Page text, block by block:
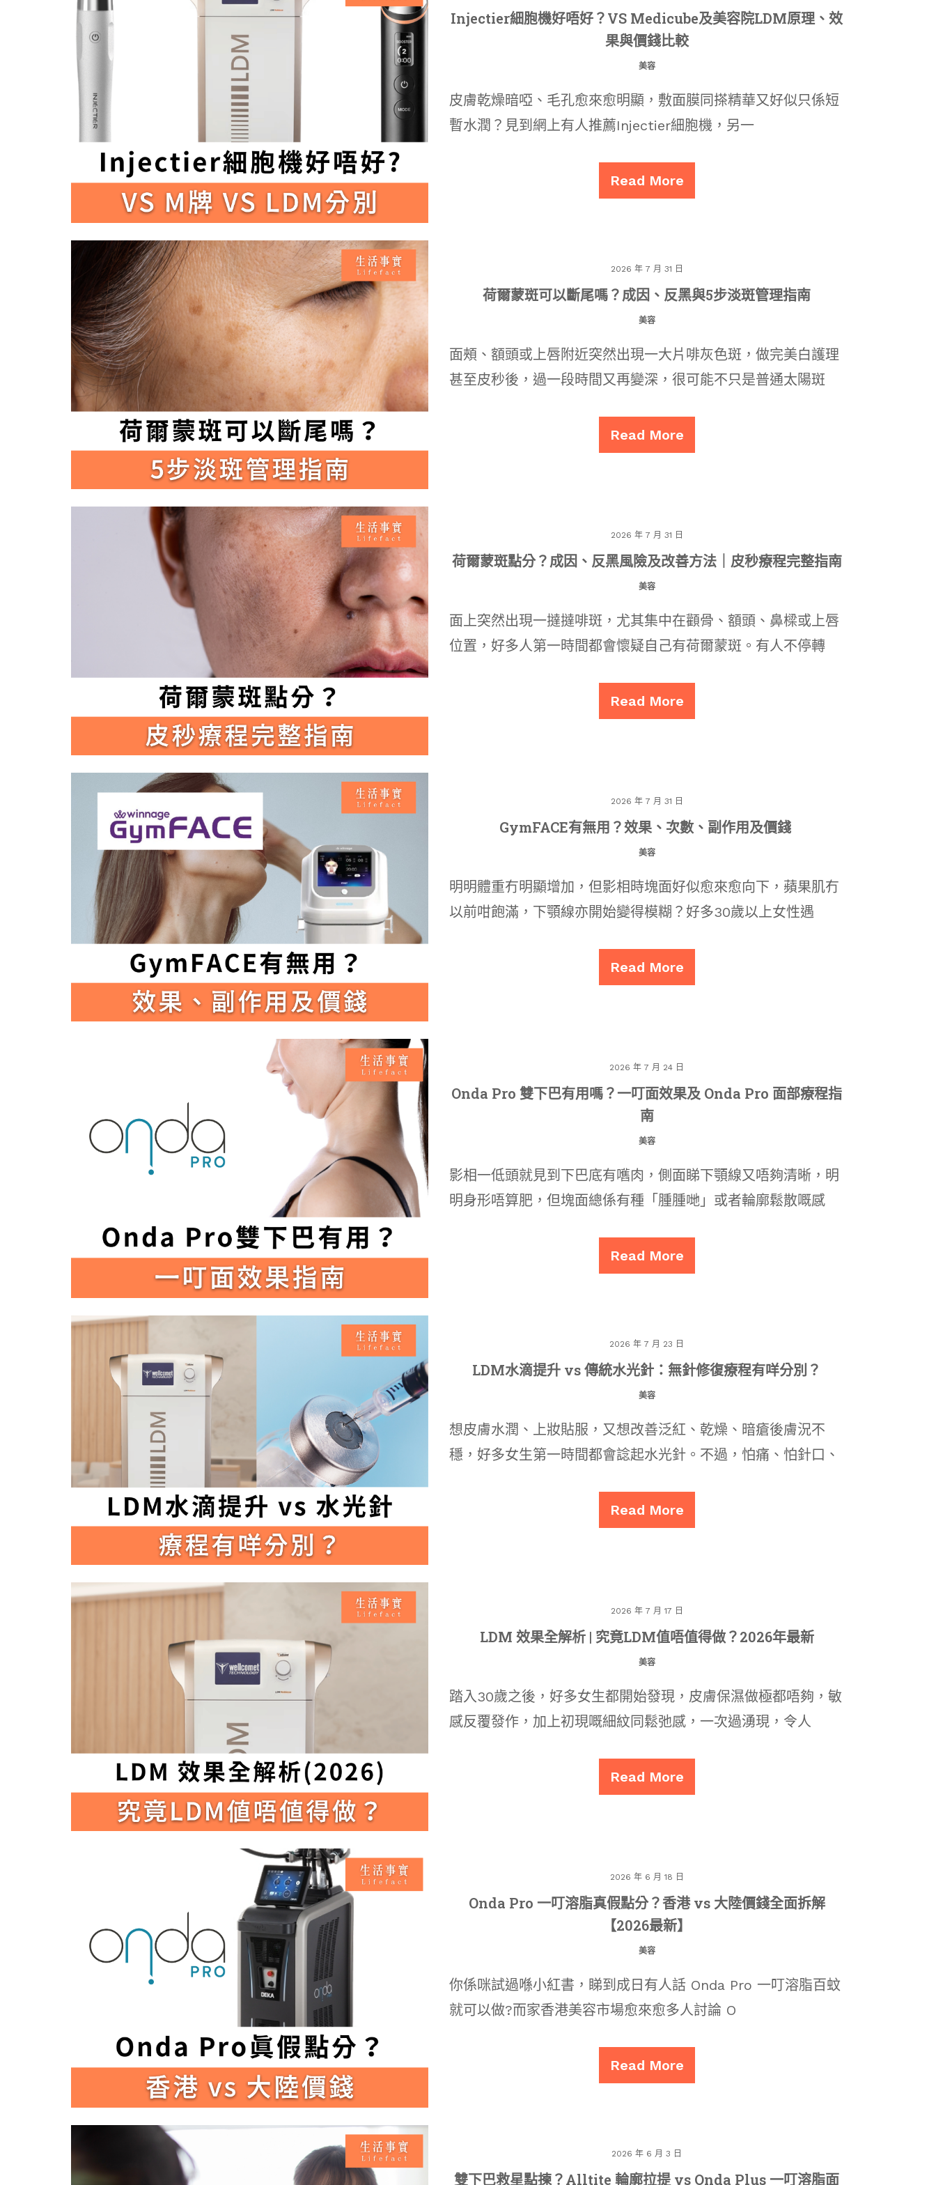
Injectier細胞機好唔好？VS Medicube及美容院LDM原理、效
果與價錢比較
美容
皮膚乾燥暗啞、毛孔愈來愈明顯，敷面膜同搽精華又好似只係短
暫水潤？見到網上有人推薦Injectier細胞機，另一
Read More
2026 年 7 月 31 日
荷爾蒙斑可以斷尾嗎？成因、反黑與5步淡斑管理指南
美容
面頰、額頭或上唇附近突然出現一大片啡灰色斑，做完美白護理
甚至皮秒後，過一段時間又再變深，很可能不只是普通太陽斑
Read More
2026 年 7 月 31 日
荷爾蒙斑點分？成因、反黑風險及改善方法｜皮秒療程完整指南
美容
面上突然出現一撻撻啡斑，尤其集中在顴骨、額頭、鼻樑或上唇
位置，好多人第一時間都會懷疑自己有荷爾蒙斑。有人不停轉
Read More
2026 年 7 月 31 日
GymFACE有無用？效果、次數、副作用及價錢
美容
明明體重冇明顯增加，但影相時塊面好似愈來愈向下，蘋果肌冇
以前咁飽滿，下顎線亦開始變得模糊？好多30歲以上女性遇
Read More
2026 年 7 月 24 日
Onda Pro 雙下巴有用嗎？一叮面效果及 Onda Pro 面部療程指
南
美容
影相一低頭就見到下巴底有嚿肉，側面睇下顎線又唔夠清晰，明
明身形唔算肥，但塊面總係有種「腫腫哋」或者輪廓鬆散嘅感
Read More
2026 年 7 月 23 日
LDM水滴提升 vs 傳統水光針：無針修復療程有咩分別？
美容
想皮膚水潤、上妝貼服，又想改善泛紅、乾燥、暗瘡後膚況不
穩，好多女生第一時間都會諗起水光針。不過，怕痛、怕針口、
Read More
2026 年 7 月 17 日
LDM 效果全解析 | 究竟LDM值唔值得做？2026年最新
美容
踏入30歲之後，好多女生都開始發現，皮膚保濕做極都唔夠，敏
感反覆發作，加上初現嘅細紋同鬆弛感，一次過湧現，令人
Read More
2026 年 6 月 18 日
Onda Pro 一叮溶脂真假點分？香港 vs 大陸價錢全面拆解
【2026最新】
美容
你係咪試過喺小紅書，睇到成日有人話 Onda Pro 一叮溶脂百蚊
就可以做?而家香港美容市場愈來愈多人討論 O
Read More
2026 年 6 月 3 日
雙下巴救星點揀？Alltite 輪廓拉提 vs Onda Plus 一叮溶脂面